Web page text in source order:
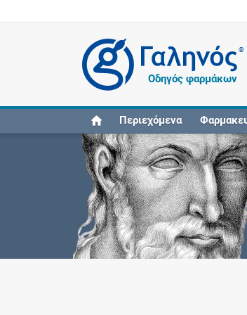
®
Οδηγός φαρμάκων
Περιεχόμενα